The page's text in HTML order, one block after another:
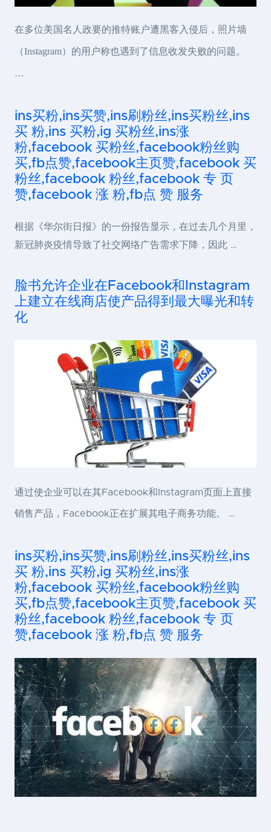
在多位美国名人政要的推特账户遭黑客入侵后，照片墙
（Instagram）的用户称也遇到了信息收发失败的问题。
…
ins买粉,ins买赞,ins刷粉丝,ins买粉丝,ins
买 粉,ins 买粉,ig 买粉丝,ins涨
粉,facebook 买粉丝,facebook粉丝购
买,fb点赞,facebook主页赞,facebook 买
粉丝,facebook 粉丝,facebook 专 页
赞,facebook 涨 粉,fb点 赞 服务
根据《华尔街日报》的一份报告显示，在过去几个月里，
新冠肺炎疫情导致了社交网络广告需求下降，因此 …
脸书允许企业在Facebook和Instagram
上建立在线商店使产品得到最大曝光和转
化
通过使企业可以在其Facebook和Instagram页面上直接
销售产品，Facebook正在扩展其电子商务功能。 …
ins买粉,ins买赞,ins刷粉丝,ins买粉丝,ins
买 粉,ins 买粉,ig 买粉丝,ins涨
粉,facebook 买粉丝,facebook粉丝购
买,fb点赞,facebook主页赞,facebook 买
粉丝,facebook 粉丝,facebook 专 页
赞,facebook 涨 粉,fb点 赞 服务